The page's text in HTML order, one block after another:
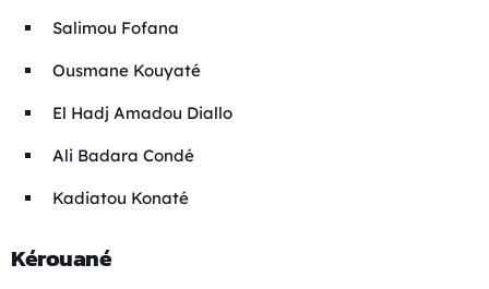
Salimou Fofana
Ousmane Kouyaté
El Hadj Amadou Diallo
Ali Badara Condé
Kadiatou Konaté
Kérouané